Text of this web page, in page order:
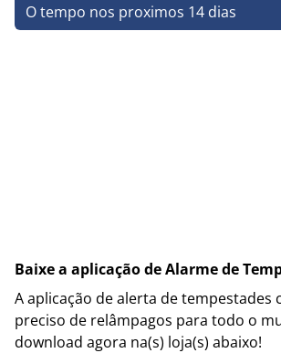
O tempo nos proximos 14 dias
Baixe a aplicação de Alarme de
A aplicação de alerta de tempestades
preciso de relâmpagos para todo o
download agora na(s) loja(s) abaixo!